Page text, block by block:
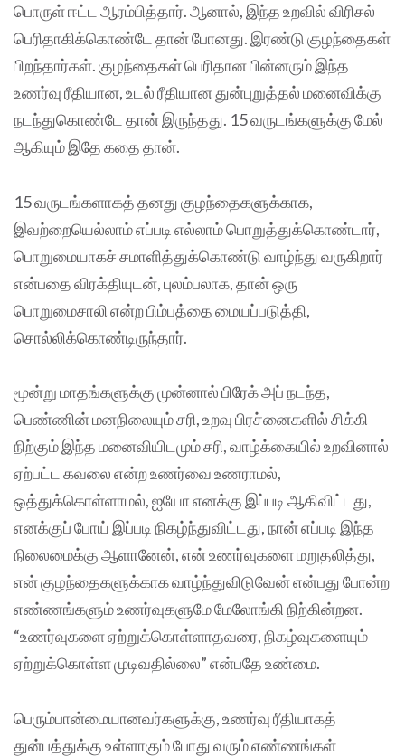
பொருள் ஈட்ட ஆரம்பித்தார். ஆனால், இந்த உறவில் விரிசல்
பெரிதாகிக்கொண்டே தான் போனது. இரண்டு குழந்தைகள்
பிறந்தார்கள். குழந்தைகள் பெரிதான பின்னரும் இந்த
உணர்வு ரீதியான, உடல் ரீதியான துன்புறுத்தல் மனைவிக்கு
நடந்துகொண்டே தான் இருந்தது. 15 வருடங்களுக்கு மேல்
ஆகியும் இதே கதை தான்.
15 வருடங்களாகத் தனது குழந்தைகளுக்காக,
இவற்றையெல்லாம் எப்படி எல்லாம் பொறுத்துக்கொண்டார்,
பொறுமையாகச் சமாளித்துக்கொண்டு வாழ்ந்து வருகிறார்
என்பதை விரக்தியுடன், புலம்பலாக, தான் ஒரு
பொறுமைசாலி என்ற பிம்பத்தை மையப்படுத்தி,
சொல்லிக்கொண்டிருந்தார்.
மூன்று மாதங்களுக்கு முன்னால் பிரேக் அப் நடந்த,
பெண்ணின் மனநிலையும் சரி, உறவு பிரச்னைகளில் சிக்கி
நிற்கும் இந்த மனைவியிடமும் சரி, வாழ்க்கையில் உறவினால்
ஏற்பட்ட கவலை என்ற உணர்வை உணராமல்,
ஒத்துக்கொள்ளாமல், ஐயோ எனக்கு இப்படி ஆகிவிட்டது,
எனக்குப் போய் இப்படி நிகழ்ந்துவிட்டது, நான் எப்படி இந்த
நிலைமைக்கு ஆளானேன், என் உணர்வுகளை மறுதலித்து,
என் குழந்தைகளுக்காக வாழ்ந்துவிடுவேன் என்பது போன்ற
எண்ணங்களும் உணர்வுகளுமே மேலோங்கி நிற்கின்றன.
“உணர்வுகளை ஏற்றுக்கொள்ளாதவரை, நிகழ்வுகளையும்
ஏற்றுக்கொள்ள முடிவதில்லை” என்பதே உண்மை.
பெரும்பான்மையானவர்களுக்கு, உணர்வு ரீதியாகத்
துன்பத்துக்கு உள்ளாகும் போது வரும் எண்ணங்கள்